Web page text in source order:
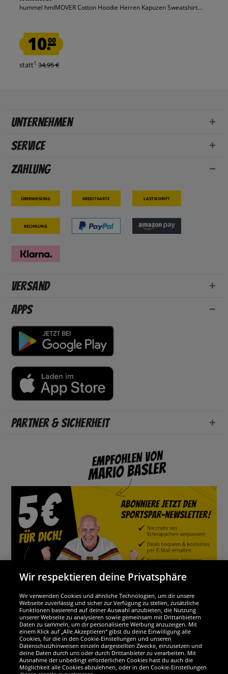
hummel hmlMOVER Cotton Hoodie Herren Kapuzen Sweatshirt...
10.00
statt1 34,95 €
Unternehmen
Service
Zahlung
Überweisung Kreditkarte Lastschrift
Rechnung
Versand
Apps
Partner & Sicherheit
Wir sind ausgezeichnet
Wir respektieren deine Privatsphäre
Wir verwenden Cookies und ähnliche Technologien, um dir unsere
Webseite zuverlässig und sicher zur Verfügung zu stellen, zusätzliche
Funktionen basierend auf deiner Auswahl anzubieten, die Nutzung
unserer Webseite zu analysieren sowie gemeinsam mit Drittanbietern
Daten zu sammeln, um dir personalisierte Werbung anzuzeigen. Mit
einem Klick auf „Alle Akzeptieren“ gibst du deine Einwilligung alle
Cookies, für die in den Cookie-Einstellungen und unseren
Datenschutzhinweisen einzeln dargestellten Zwecke, einzusetzen und
deine Daten durch uns oder durch Drittanbieter zu verarbeiten. Mit
Ausnahme der unbedingt erforderlichen Cookies hast du auch die
Möglichkeit alle Cookies abzulehnen, oder in den Cookie-Einstellungen